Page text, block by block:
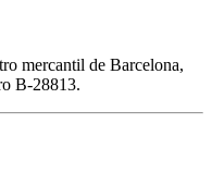
mercantil de Barcelona,
B-28813.